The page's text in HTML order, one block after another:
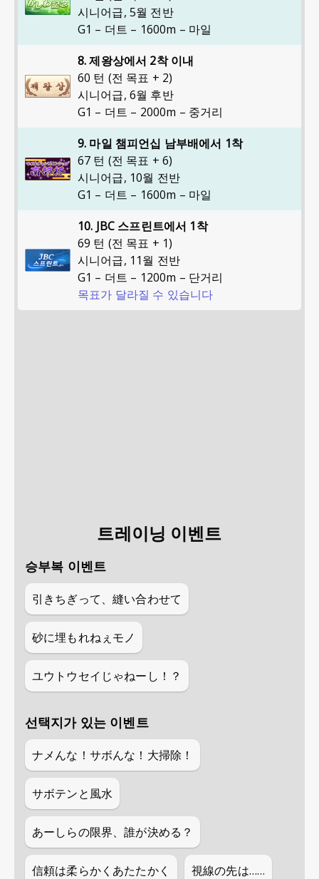
시니어급, 5월 전반
G1 – 더트 – 1600m – 마일
8. 제왕상에서 2착 이내
60 턴 (전 목표 + 2)
시니어급, 6월 후반
G1 – 더트 – 2000m – 중거리
9. 마일 챔피언십 남부배에서 1착
67 턴 (전 목표 + 6)
시니어급, 10월 전반
G1 – 더트 – 1600m – 마일
10. JBC 스프린트에서 1착
69 턴 (전 목표 + 1)
시니어급, 11월 전반
G1 – 더트 – 1200m – 단거리
목표가 달라질 수 있습니다
트레이닝 이벤트
승부복 이벤트
引きちぎって、縫い合わせて
砂に埋もれねぇモノ
ユウトウセイじゃねーし！？
선택지가 있는 이벤트
ナメんな！サボんな！大掃除！
サボテンと風水
あーしらの限界、誰が決める？
信頼は柔らかくあたたかく 視線の先は……